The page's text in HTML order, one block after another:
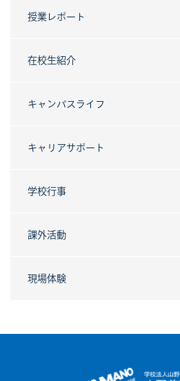
授業レポート
在校生紹介
キャンパスライフ
キャリアサポート
学校行事
課外活動
現場体験